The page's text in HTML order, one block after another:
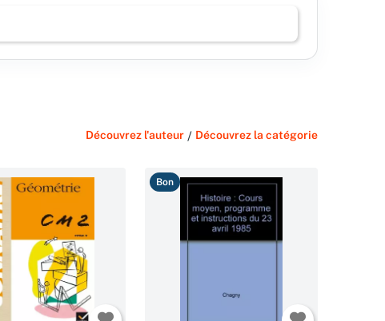
Découvrez l'auteur / Découvrez la catégorie
Bon